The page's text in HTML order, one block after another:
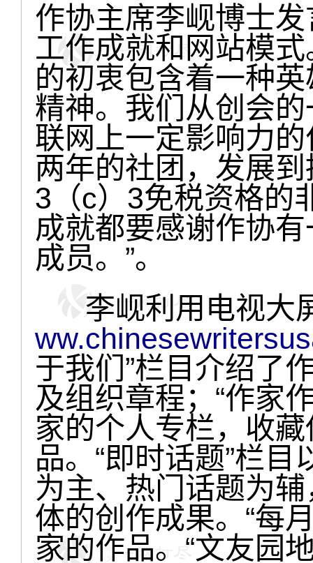
作协主席李岘博士
工作成就和网站模
的初衷包含着一种
精神。我们从创会
联网上一定影响力
两年的社团，发展
3（c）3免税资格
成就都要感谢作协
成员。”。
李岘利用电视大
于我们”栏目介绍了
及组织章程；“作家
家的个人专栏，收
品。“即时话题”栏
为主、热门话题为
体的创作成果。“每
家的作品。“文友园